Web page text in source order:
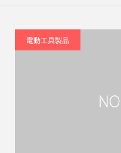
電動工具製品